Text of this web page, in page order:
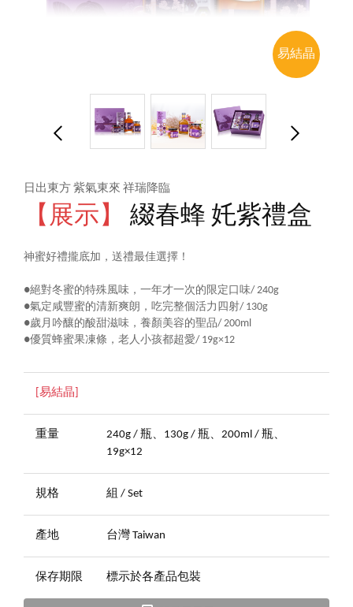
易結晶
日出東方 紫氣東來 祥瑞降臨
【展示】 綴春蜂 奼紫禮盒
神蜜好禮攏底加，送禮最佳選擇！
●絕對冬蜜的特殊風味，一年才一次的限定口味/ 240g
●氣定咸豐蜜的清新爽朗，吃完整個活力四射/ 130g
●歲月吟釀的酸甜滋味，養顏美容的聖品/ 200ml
●優質蜂蜜果凍條，老人小孩都超愛/ 19g×12
[易結晶]
重量
240g / 瓶、130g / 瓶、200ml / 瓶、
19g×12
規格 組 / Set
產地 台灣 Taiwan
保存期限 標示於各產品包裝